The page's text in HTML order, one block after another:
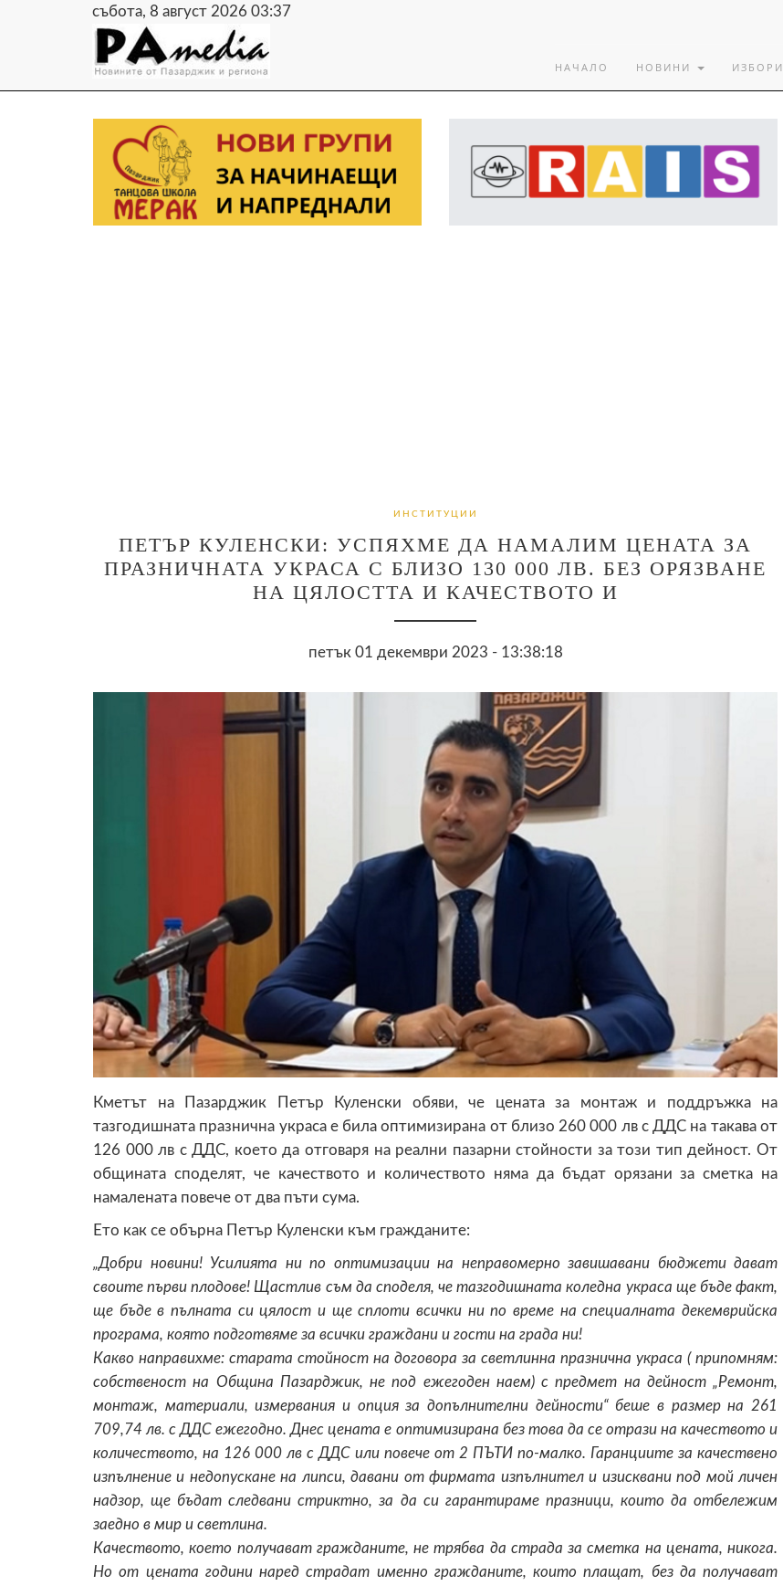
събота, 8 август 2026 03:37
НАЧАЛО НОВИНИ ИЗБОРИ
ИНСТИТУЦИИ
ПЕТЪР КУЛЕНСКИ: УСПЯХМЕ ДА НАМАЛИМ ЦЕНАТА ЗА
ПРАЗНИЧНАТА УКРАСА С БЛИЗО 130 000 ЛВ. БЕЗ ОРЯЗВАНЕ
НА ЦЯЛОСТТА И КАЧЕСТВОТО И
петък 01 декември 2023 - 13:38:18
Кметът на Пазарджик Петър Куленски обяви, че цената за монтаж и поддръжка на
тазгодишната празнична украса е била оптимизирана от близо 260 000 лв с ДДС на такава от
126 000 лв с ДДС, което да отговаря на реални пазарни стойности за този тип дейност. От
общината споделят, че качеството и количеството няма да бъдат орязани за сметка на
намалената повече от два пъти сума.
Ето как се обърна Петър Куленски към гражданите:
„Добри новини! Усилията ни по оптимизации на неправомерно завишавани бюджети дават
своите първи плодове! Щастлив съм да споделя, че тазгодишната коледна украса ще бъде факт,
ще бъде в пълната си цялост и ще сплоти всички ни по време на специалната декемврийска
програма, която подготвяме за всички граждани и гости на града ни!
Какво направихме: старата стойност на договора за светлинна празнична украса ( припомням:
собственост на Община Пазарджик, не под ежегоден наем) с предмет на дейност „Ремонт,
монтаж, материали, измервания и опция за допълнителни дейности“ беше в размер на 261
709,74 лв. с ДДС ежегодно. Днес цената е оптимизирана без това да се отрази на качеството и
количеството, на 126 000 лв с ДДС или повече от 2 ПЪТИ по-малко. Гаранциите за качествено
изпълнение и недопускане на липси, давани от фирмата изпълнител и изисквани под мой личен
надзор, ще бъдат следвани стриктно, за да си гарантираме празници, които да отбележим
заедно в мир и светлина.
Качеството, което получават гражданите, не трябва да страда за сметка на цената, никога.
Но от цената години наред страдат именно гражданите, които плащат, без да получават